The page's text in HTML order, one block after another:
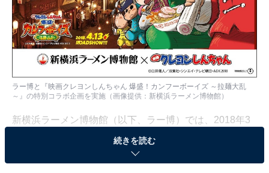
ラー博と『映画クレヨンしんちゃん 爆盛！カンフーボーイズ ～拉麺大乱
～』の特別コラボ企画を実施（画像提供：新横浜ラーメン博物館）
新横浜ラーメン博物館（以下、ラー博）では、2018年3
月6日(火)に開館24周年を迎えたことを記念し、『映画ク
レヨンしんちゃん 爆盛！カンフーボーイズ ～拉麺大乱
続きを読む